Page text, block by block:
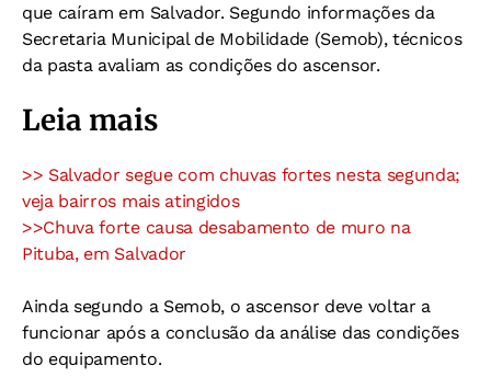
que caíram em Salvador. Segundo informações da
Secretaria Municipal de Mobilidade (Semob), técnicos
da pasta avaliam as condições do ascensor.
Leia mais
>> Salvador segue com chuvas fortes nesta segunda;
veja bairros mais atingidos
>>Chuva forte causa desabamento de muro na
Pituba, em Salvador
Ainda segundo a Semob, o ascensor deve voltar a
funcionar após a conclusão da análise das condições
do equipamento.